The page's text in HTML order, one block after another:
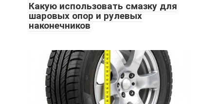
Какую использовать смазку для
шаровых опор и рулевых
наконечников